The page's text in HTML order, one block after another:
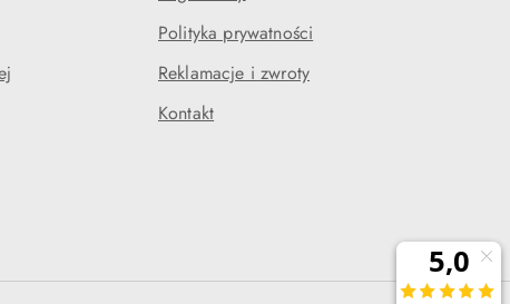
Polityka prywatności
Reklamacje i zwroty
Kontakt